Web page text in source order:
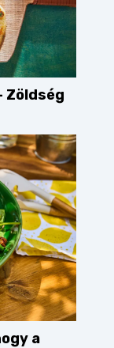
Zöldség
a